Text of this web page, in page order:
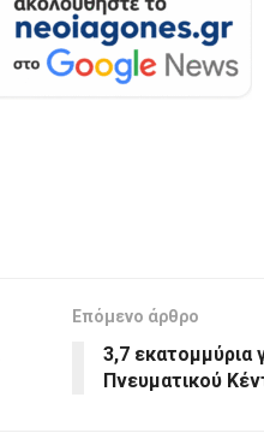
Επόμενο άρθρο
3,7 εκατομμύρια
Πνευματικού